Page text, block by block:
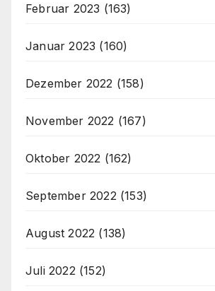
Februar 2023 (163)
Januar 2023 (160)
Dezember 2022 (158)
November 2022 (167)
Oktober 2022 (162)
September 2022 (153)
August 2022 (138)
Juli 2022 (152)